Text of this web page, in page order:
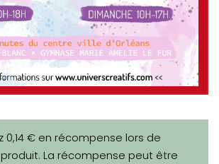
0,14 € en récompense lors de
La récompense peut être